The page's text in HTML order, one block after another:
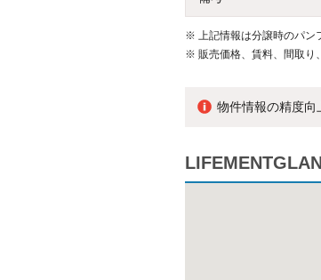
※
上記情報は分譲時のパ
※ 販売価格、賃料、間取り
物件情報の精度向